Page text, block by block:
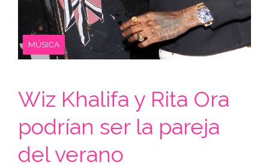
MÚSICA
Wiz Khalifa y Rita Ora
podrían ser la pareja
del verano